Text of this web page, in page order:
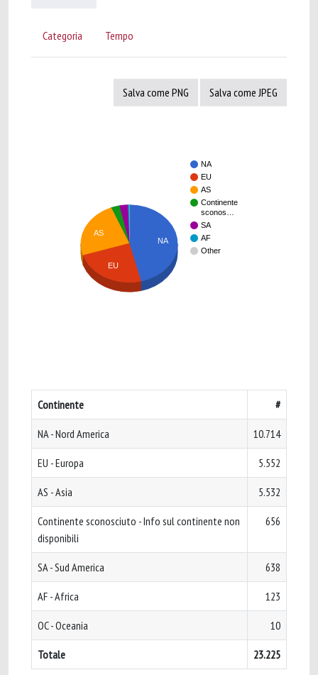
Categoria Tempo
Salva come PNG Salva come JPEG
NA
EU
AS
Continente
sconos…
SA
AF
Other
NA
AS
EU
Continente #
NA - Nord America 10.714
EU - Europa 5.552
AS - Asia 5.532
Continente sconosciuto - Info sul continente non
disponibili
656
SA - Sud America 638
AF - Africa 123
OC - Oceania 10
Totale 23.225